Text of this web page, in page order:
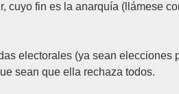
cuyo fin es la anarquía (llámese
electorales (ya sean elecciones
sean que ella rechaza todos.